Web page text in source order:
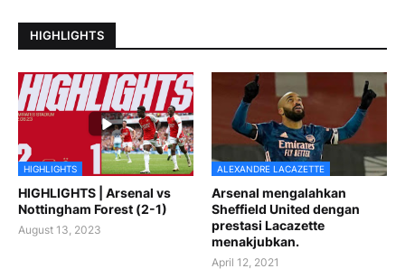
HIGHLIGHTS
HIGHLIGHTS
HIGHLIGHTS | Arsenal vs
Nottingham Forest (2-1)
August 13, 2023
ALEXANDRE LACAZETTE
Arsenal mengalahkan
Sheffield United dengan
prestasi Lacazette
menakjubkan.
April 12, 2021